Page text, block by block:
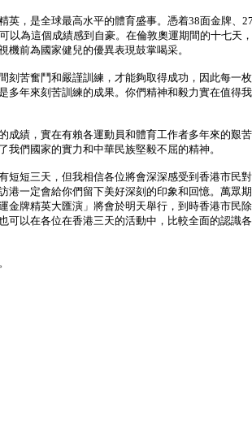
，是全球最高水平的體育盛事。憑着38面金牌、27
以為這個成績感到自豪。在倫敦奧運期間的十七天，
前為國家健兒的優異表現鼓掌喝采。
苦奮鬥和嚴謹訓練，才能夠取得成功，因此每一枚
多年來刻苦訓練的成果。你們精神和毅力實在值得我
績，實在有賴各運動員和體育工作者多年來的艱苦
我們國家的實力和中華民族堅毅不屈的精神。
短三天，但我相信各位將會深深感受到香港市民對
港一定會給你們留下美好深刻的印象和回憶。萬眾期
金牌精英大匯演」將會於明天舉行，到時香港市民除
可以在各位在香港三天的活動中，比較全面的認識各